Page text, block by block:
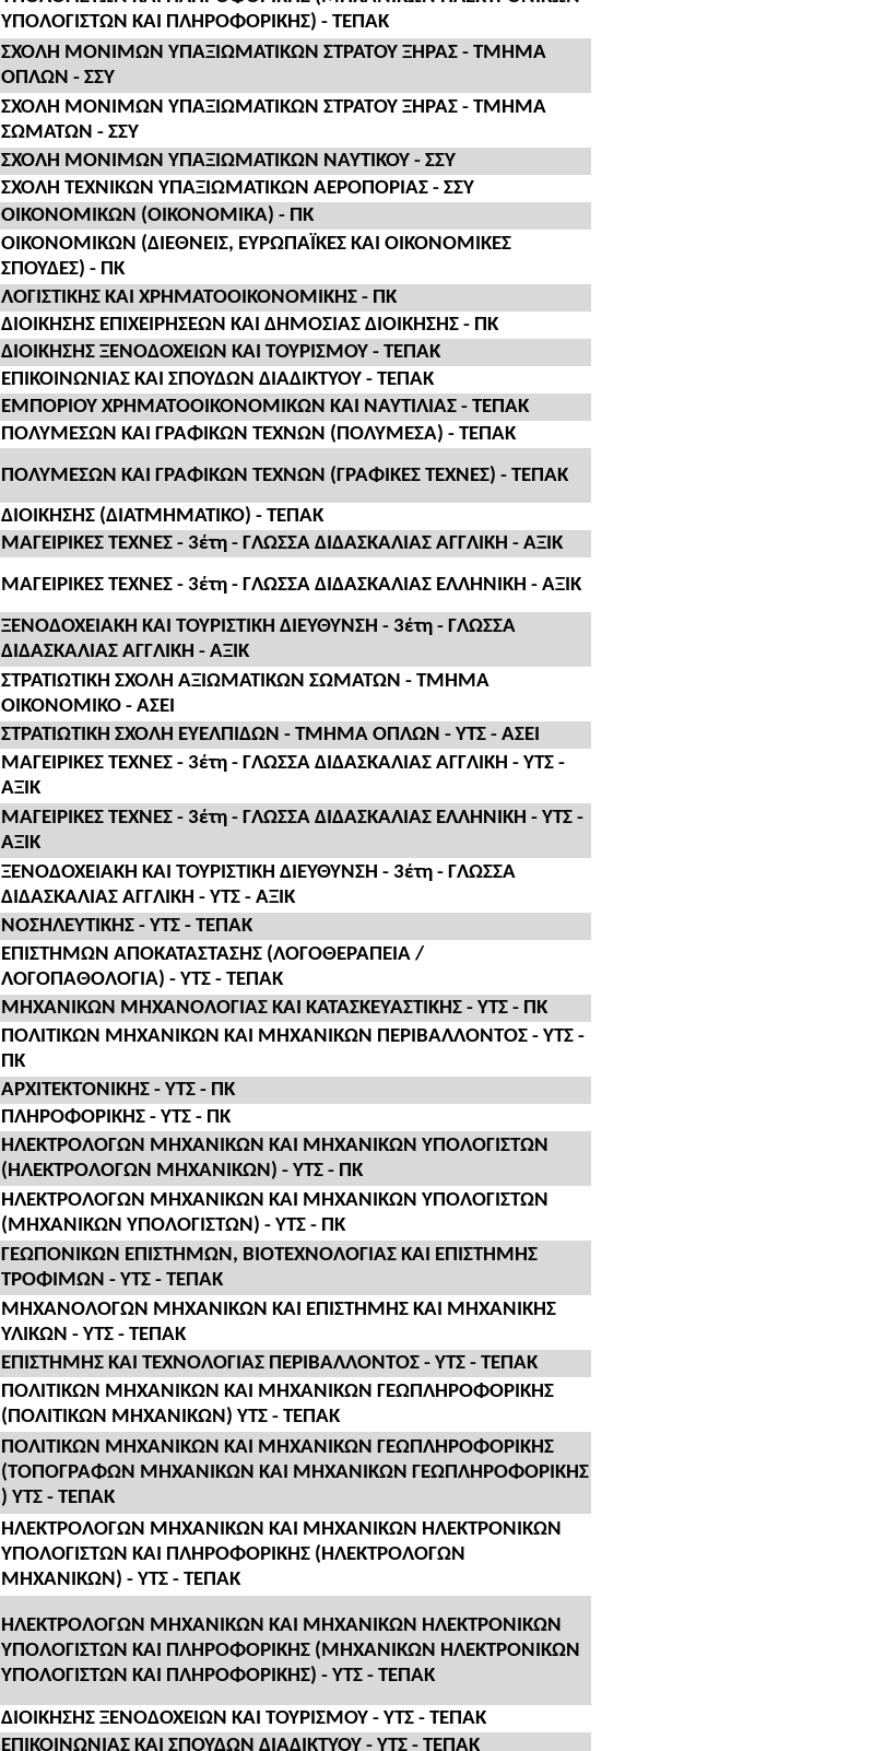
ΥΠΟΛΟΓΙΣΤΩΝ ΚΑΙ ΠΛΗΡΟΦΟΡΙΚΗΣ) - ΤΕΠΑΚ
ΣΧΟΛΗ ΜΟΝΙΜΩΝ ΥΠΑΞΙΩΜΑΤΙΚΩΝ ΣΤΡΑΤΟΥ ΞΗΡΑΣ - ΤΜΗΜΑ
ΟΠΛΩΝ - ΣΣΥ
ΣΧΟΛΗ ΜΟΝΙΜΩΝ ΥΠΑΞΙΩΜΑΤΙΚΩΝ ΣΤΡΑΤΟΥ ΞΗΡΑΣ - ΤΜΗΜΑ
ΣΩΜΑΤΩΝ - ΣΣΥ
ΣΧΟΛΗ ΜΟΝΙΜΩΝ ΥΠΑΞΙΩΜΑΤΙΚΩΝ ΝΑΥΤΙΚΟΥ - ΣΣΥ
ΣΧΟΛΗ ΤΕΧΝΙΚΩΝ ΥΠΑΞΙΩΜΑΤΙΚΩΝ ΑΕΡΟΠΟΡΙΑΣ - ΣΣΥ
ΟΙΚΟΝΟΜΙΚΩΝ (ΟΙΚΟΝΟΜΙΚΑ) - ΠΚ
ΟΙΚΟΝΟΜΙΚΩΝ (ΔΙΕΘΝΕΙΣ, ΕΥΡΩΠΑΪΚΕΣ ΚΑΙ ΟΙΚΟΝΟΜΙΚΕΣ
ΣΠΟΥΔΕΣ) - ΠΚ
ΛΟΓΙΣΤΙΚΗΣ ΚΑΙ ΧΡΗΜΑΤΟΟΙΚΟΝΟΜΙΚΗΣ - ΠΚ
ΔΙΟΙΚΗΣΗΣ ΕΠΙΧΕΙΡΗΣΕΩΝ ΚΑΙ ΔΗΜΟΣΙΑΣ ΔΙΟΙΚΗΣΗΣ - ΠΚ
ΔΙΟΙΚΗΣΗΣ ΞΕΝΟΔΟΧΕΙΩΝ ΚΑΙ ΤΟΥΡΙΣΜΟΥ - ΤΕΠΑΚ
ΕΠΙΚΟΙΝΩΝΙΑΣ ΚΑΙ ΣΠΟΥΔΩΝ ΔΙΑΔΙΚΤΥΟΥ - ΤΕΠΑΚ
ΕΜΠΟΡΙΟΥ ΧΡΗΜΑΤΟΟΙΚΟΝΟΜΙΚΩΝ ΚΑΙ ΝΑΥΤΙΛΙΑΣ - ΤΕΠΑΚ
ΠΟΛΥΜΕΣΩΝ ΚΑΙ ΓΡΑΦΙΚΩΝ ΤΕΧΝΩΝ (ΠΟΛΥΜΕΣΑ) - ΤΕΠΑΚ
ΠΟΛΥΜΕΣΩΝ ΚΑΙ ΓΡΑΦΙΚΩΝ ΤΕΧΝΩΝ (ΓΡΑΦΙΚΕΣ ΤΕΧΝΕΣ) - ΤΕΠΑΚ
ΔΙΟΙΚΗΣΗΣ (ΔΙΑΤΜΗΜΑΤΙΚΟ) - ΤΕΠΑΚ
ΜΑΓΕΙΡΙΚΕΣ ΤΕΧΝΕΣ - 3έτη - ΓΛΩΣΣΑ ΔΙΔΑΣΚΑΛΙΑΣ ΑΓΓΛΙΚΗ - ΑΞΙΚ
ΜΑΓΕΙΡΙΚΕΣ ΤΕΧΝΕΣ - 3έτη - ΓΛΩΣΣΑ ΔΙΔΑΣΚΑΛΙΑΣ ΕΛΛΗΝΙΚΗ - ΑΞΙΚ
ΞΕΝΟΔΟΧΕΙΑΚΗ ΚΑΙ ΤΟΥΡΙΣΤΙΚΗ ΔΙΕΥΘΥΝΣΗ - 3έτη - ΓΛΩΣΣΑ
ΔΙΔΑΣΚΑΛΙΑΣ ΑΓΓΛΙΚΗ - ΑΞΙΚ
ΣΤΡΑΤΙΩΤΙΚΗ ΣΧΟΛΗ ΑΞΙΩΜΑΤΙΚΩΝ ΣΩΜΑΤΩΝ - ΤΜΗΜΑ
ΟΙΚΟΝΟΜΙΚΟ - ΑΣΕΙ
ΣΤΡΑΤΙΩΤΙΚΗ ΣΧΟΛΗ ΕΥΕΛΠΙΔΩΝ - ΤΜΗΜΑ ΟΠΛΩΝ - ΥΤΣ - ΑΣΕΙ
ΜΑΓΕΙΡΙΚΕΣ ΤΕΧΝΕΣ - 3έτη - ΓΛΩΣΣΑ ΔΙΔΑΣΚΑΛΙΑΣ ΑΓΓΛΙΚΗ - ΥΤΣ -
ΑΞΙΚ
ΜΑΓΕΙΡΙΚΕΣ ΤΕΧΝΕΣ - 3έτη - ΓΛΩΣΣΑ ΔΙΔΑΣΚΑΛΙΑΣ ΕΛΛΗΝΙΚΗ - ΥΤΣ -
ΑΞΙΚ
ΞΕΝΟΔΟΧΕΙΑΚΗ ΚΑΙ ΤΟΥΡΙΣΤΙΚΗ ΔΙΕΥΘΥΝΣΗ - 3έτη - ΓΛΩΣΣΑ
ΔΙΔΑΣΚΑΛΙΑΣ ΑΓΓΛΙΚΗ - ΥΤΣ - ΑΞΙΚ
ΝΟΣΗΛΕΥΤΙΚΗΣ - ΥΤΣ - ΤΕΠΑΚ
ΕΠΙΣΤΗΜΩΝ ΑΠΟΚΑΤΑΣΤΑΣΗΣ (ΛΟΓΟΘΕΡΑΠΕΙΑ /
ΛΟΓΟΠΑΘΟΛΟΓΙΑ) - ΥΤΣ - ΤΕΠΑΚ
ΜΗΧΑΝΙΚΩΝ ΜΗΧΑΝΟΛΟΓΙΑΣ ΚΑΙ ΚΑΤΑΣΚΕΥΑΣΤΙΚΗΣ - ΥΤΣ - ΠΚ
ΠΟΛΙΤΙΚΩΝ ΜΗΧΑΝΙΚΩΝ ΚΑΙ ΜΗΧΑΝΙΚΩΝ ΠΕΡΙΒΑΛΛΟΝΤΟΣ - ΥΤΣ -
ΠΚ
ΑΡΧΙΤΕΚΤΟΝΙΚΗΣ - ΥΤΣ - ΠΚ
ΠΛΗΡΟΦΟΡΙΚΗΣ - ΥΤΣ - ΠΚ
ΗΛΕΚΤΡΟΛΟΓΩΝ ΜΗΧΑΝΙΚΩΝ ΚΑΙ ΜΗΧΑΝΙΚΩΝ ΥΠΟΛΟΓΙΣΤΩΝ
(ΗΛΕΚΤΡΟΛΟΓΩΝ ΜΗΧΑΝΙΚΩΝ) - ΥΤΣ - ΠΚ
ΗΛΕΚΤΡΟΛΟΓΩΝ ΜΗΧΑΝΙΚΩΝ ΚΑΙ ΜΗΧΑΝΙΚΩΝ ΥΠΟΛΟΓΙΣΤΩΝ
(ΜΗΧΑΝΙΚΩΝ ΥΠΟΛΟΓΙΣΤΩΝ) - ΥΤΣ - ΠΚ
ΓΕΩΠΟΝΙΚΩΝ ΕΠΙΣΤΗΜΩΝ, ΒΙΟΤΕΧΝΟΛΟΓΙΑΣ ΚΑΙ ΕΠΙΣΤΗΜΗΣ
ΤΡΟΦΙΜΩΝ - ΥΤΣ - ΤΕΠΑΚ
ΜΗΧΑΝΟΛΟΓΩΝ ΜΗΧΑΝΙΚΩΝ ΚΑΙ ΕΠΙΣΤΗΜΗΣ ΚΑΙ ΜΗΧΑΝΙΚΗΣ
ΥΛΙΚΩΝ - ΥΤΣ - ΤΕΠΑΚ
ΕΠΙΣΤΗΜΗΣ ΚΑΙ ΤΕΧΝΟΛΟΓΙΑΣ ΠΕΡΙΒΑΛΛΟΝΤΟΣ - ΥΤΣ - ΤΕΠΑΚ
ΠΟΛΙΤΙΚΩΝ ΜΗΧΑΝΙΚΩΝ ΚΑΙ ΜΗΧΑΝΙΚΩΝ ΓΕΩΠΛΗΡΟΦΟΡΙΚΗΣ
(ΠΟΛΙΤΙΚΩΝ ΜΗΧΑΝΙΚΩΝ) ΥΤΣ - ΤΕΠΑΚ
ΠΟΛΙΤΙΚΩΝ ΜΗΧΑΝΙΚΩΝ ΚΑΙ ΜΗΧΑΝΙΚΩΝ ΓΕΩΠΛΗΡΟΦΟΡΙΚΗΣ
(ΤΟΠΟΓΡΑΦΩΝ ΜΗΧΑΝΙΚΩΝ ΚΑΙ ΜΗΧΑΝΙΚΩΝ ΓΕΩΠΛΗΡΟΦΟΡΙΚΗΣ
) ΥΤΣ - ΤΕΠΑΚ
ΗΛΕΚΤΡΟΛΟΓΩΝ ΜΗΧΑΝΙΚΩΝ ΚΑΙ ΜΗΧΑΝΙΚΩΝ ΗΛΕΚΤΡΟΝΙΚΩΝ
ΥΠΟΛΟΓΙΣΤΩΝ ΚΑΙ ΠΛΗΡΟΦΟΡΙΚΗΣ (ΗΛΕΚΤΡΟΛΟΓΩΝ
ΜΗΧΑΝΙΚΩΝ) - ΥΤΣ - ΤΕΠΑΚ
ΗΛΕΚΤΡΟΛΟΓΩΝ ΜΗΧΑΝΙΚΩΝ ΚΑΙ ΜΗΧΑΝΙΚΩΝ ΗΛΕΚΤΡΟΝΙΚΩΝ
ΥΠΟΛΟΓΙΣΤΩΝ ΚΑΙ ΠΛΗΡΟΦΟΡΙΚΗΣ (ΜΗΧΑΝΙΚΩΝ ΗΛΕΚΤΡΟΝΙΚΩΝ
ΥΠΟΛΟΓΙΣΤΩΝ ΚΑΙ ΠΛΗΡΟΦΟΡΙΚΗΣ) - ΥΤΣ - ΤΕΠΑΚ
ΔΙΟΙΚΗΣΗΣ ΞΕΝΟΔΟΧΕΙΩΝ ΚΑΙ ΤΟΥΡΙΣΜΟΥ - ΥΤΣ - ΤΕΠΑΚ
ΕΠΙΚΟΙΝΩΝΙΑΣ ΚΑΙ ΣΠΟΥΔΩΝ ΔΙΑΔΙΚΤΥΟΥ - ΥΤΣ - ΤΕΠΑΚ